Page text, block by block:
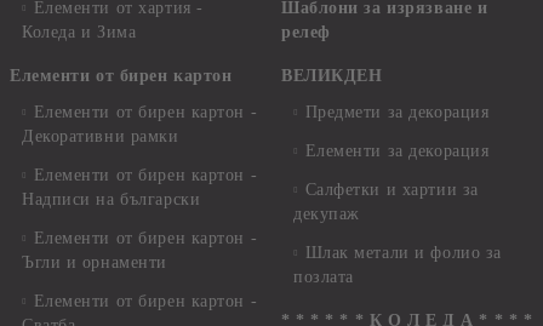
Елементи от хартия -
Коледа и Зима
Елементи от бирен картон
Елементи от бирен картон -
Декоративни рамки
Елементи от бирен картон -
Надписи на български
Елементи от бирен картон -
Ъгли и орнаменти
Елементи от бирен картон -
Шаблони за изрязване и
релеф
ВЕЛИКДЕН
Предмети за декорация
Елементи за декорация
Салфетки и хартии за
декупаж
Шлак метали и фолио за
позлата
* * * * * * К О Л Е Д А * * * *